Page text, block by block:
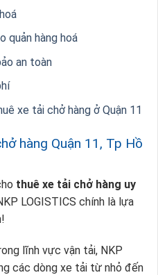
quản hàng hoá
an toàn
xe tải chở hàng ở Quận 11
hàng Quận 11, Tp Hồ
thuê xe tải chở hàng uy
LOGISTICS chính là lựa
lĩnh vực vận tải, NKP
các dòng xe tải từ nhỏ đến